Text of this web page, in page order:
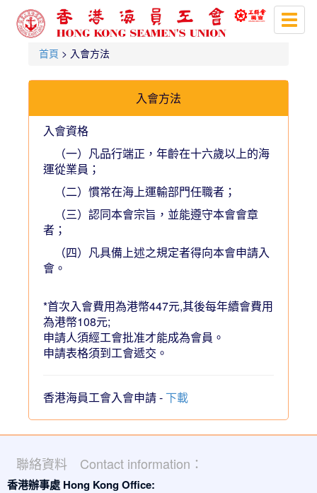
首頁 > 入會方法
入會方法
入會資格
（一）凡品行端正，年齡在十六歲以上的海
運從業員 ；
（二）慣常在海上運輸部門任職者；
（三）認同本會宗旨，並能遵守本會會章
者；
（四）凡具備上述之規定者得向本會申請入
會。
*首次入會費用為港幣447元,其後每年續會費用
為港幣108元;
申請人須經工會批准才能成為會員。
申請表格須到工會遞交。
香港海員工會入會申請 - 下載
聯絡資料 Contact information：
香港辦事處 Hong Kong Office: